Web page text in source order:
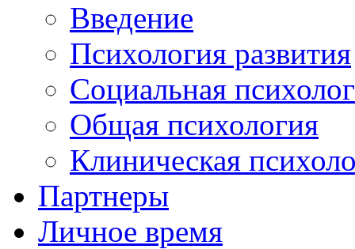
Введение
Психология развития
Социальная
Общая психология
Клиническая
Партнеры
Личное время